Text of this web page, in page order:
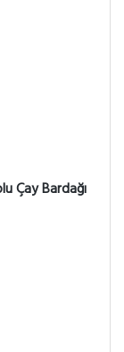
Çay Bardağı